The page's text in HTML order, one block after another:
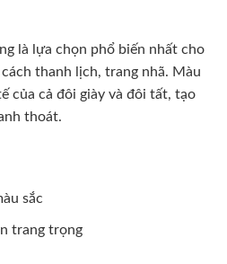
là lựa chọn phổ biến nhất cho
thanh lịch, trang nhã. Màu
của cả đôi giày và đôi tất, tạo
thoát.
sắc
trang trọng